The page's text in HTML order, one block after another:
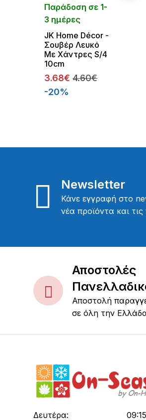
Παράδοση σε 1-
3 ημέρες
JΚ Home Décor -
Σουβέρ Λευκό
Με Χάντρες S/4
10cm
3.68€ 4.60€
-20%
Newsletter
Κάνε εγγραφή στο
νέα προϊόντα και
Αποστολές
Αποστολή
σε όλη την
Δευτέρα: